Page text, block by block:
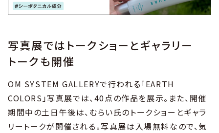
写真展ではトークショーとギャラリー
トークも開催
OM SYSTEM GALLERYで行われる「EARTH
COLORS」写真展では、40点の作品を展示。また、開催
期間中の土日午後は、むらい氏のトークショーとギャラ
リートークが開催される。写真展は入場無料なので、気